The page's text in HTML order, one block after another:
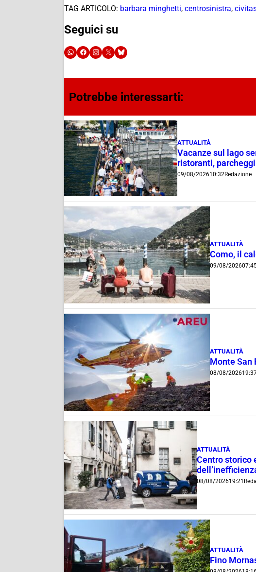
TAG ARTICOLO: barbara minghetti, centrosinistra,
Seguici su
Potrebbe interessarti:
ATTUALITÀ
Vacanze sul lago
ristoranti,
09/08/202610:32Redazione
ATTUALITÀ
Como, il
09/08/2026
ATTUALITÀ
Monte San
08/08/2026
ATTUALITÀ
Centro storico
08/08/202619:21
ATTUALITÀ
Fino